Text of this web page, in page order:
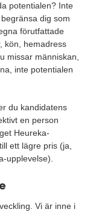
potentialen? Inte
dig som
förutfattade
kön, hemadress
missar människan,
inte potentialen
du kandidatens
en person
Heureka-
ett lägre pris (ja,
upplevelse).
Vi är inne i